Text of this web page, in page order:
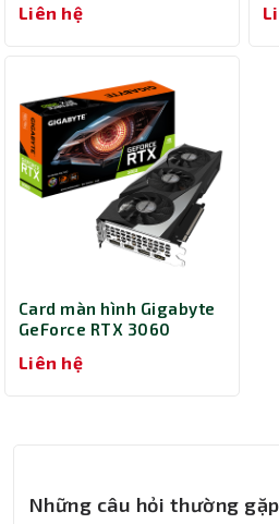
Liên hệ
Card màn hình Gigabyte
GeForce RTX 3060
(N3060GAMING OC-
Liên hệ
Những câu hỏi thường gặp